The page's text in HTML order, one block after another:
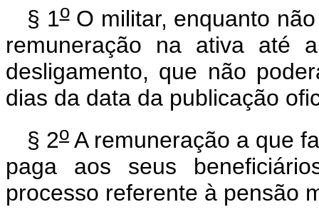
§ 1oO militar, enquanto
remuneração na ativa até
desligamento, que não
dias da data da publicação
§ 2o A remuneração a que
paga aos seus
processo referente à pensão